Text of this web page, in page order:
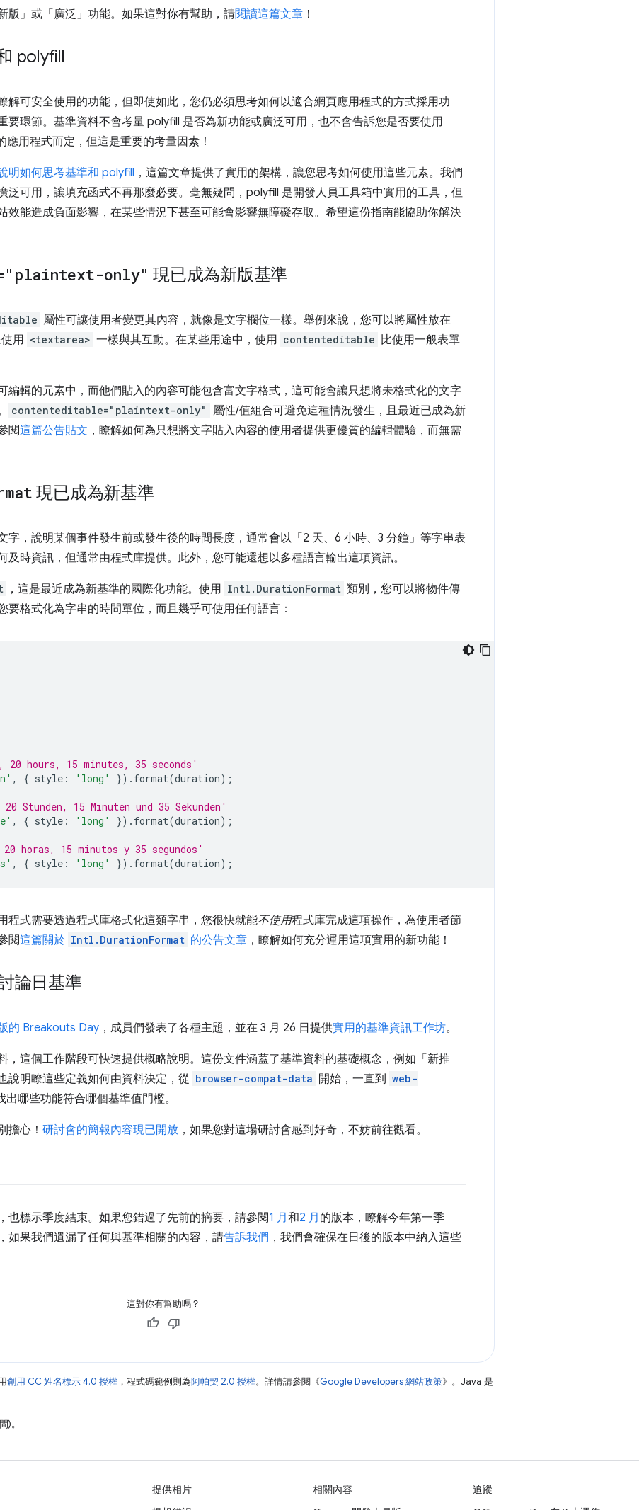
版」或「廣泛」功能。如果這對你有幫助，請閱讀這篇文章 ！
polyfill
解可安全使用的功能，但即使如此，您仍必須思考如何以適合網頁應用程式的方式採用功
要環節。基準資料不會考量 polyfill 是否為新功能或廣泛可用，也不會告訴您是否要使用
用程式而定，但這是重要的考量因素！
明如何思考基準和 polyfill ，這篇文章提供了實用的架構，讓您思考如何使用這些元素。我們
泛可用，讓填充函式不再那麼必要。毫無疑問，polyfill 是開發人員工具箱中實用的工具，但
效能造成負面影響，在某些情況下甚至可能會影響無障礙存取。希望這份指南能協助你解決
only" 現已成為新版基準
屬性可讓使用者變更其內容，就像是文字欄位一樣。舉例來說，您可以將屬性放在
用 <textarea> 一樣與其互動。在某些用途中，使用 contenteditable 比使用一般表單
編輯的元素中，而他們貼入的內容可能包含富文字格式，這可能會讓只想將未格式化的文字
contenteditable="plaintext-only" 屬性/值組合可避免這種情況發生，且最近已成為新
閱這篇公告貼文 ，瞭解如何為只想將文字貼入內容的使用者提供更優質的編輯體驗，而無需
現已成為新基準
字，說明某個事件發生前或發生後的時間長度，通常會以「2 天、6 小時、3 分鐘」等字串表
及時資訊，但通常由程式庫提供。此外，您可能還想以多種語言輸出這項資訊。
，這是最近成為新基準的國際化功能。使用 Intl.DurationFormat 類別，您可以將物件傳
要格式化為字串的時間單位，而且幾乎可使用任何語言：
hours, 15 minutes, 35 seconds'
, { style : 'long' }). format(duration);
Stunden, 15 Minuten und 35 Sekunden'
, { style : 'long' }). format(duration);
horas, 15 minutos y 35 segundos'
, { style : 'long' }). format(duration);
程式需要透過程式庫格式化這類字串，您很快就能不使用程式庫完成這項操作，為使用者節
閱這篇關於 Intl.DurationFormat 的公告文章 ，瞭解如何充分運用這項實用的新功能！
論日基準
的 Breakouts Day ，成員們發表了各種主題，並在 3 月 26 日提供實用的基準資訊工作坊。
，這個工作階段可快速提供概略說明。這份文件涵蓋了基準資料的基礎概念，例如「新推
說明瞭這些定義如何由資料決定，從 browser-compat-data 開始，一直到 web-
出哪些功能符合哪個基準值門檻。
擔心！ 研討會的簡報內容現已開放 ，如果您對這場研討會感到好奇，不妨前往觀看。
也標示季度結束。如果您錯過了先前的摘要，請參閱1 月和2 月 的版本，瞭解今年第一季
如果我們遺漏了任何與基準相關的內容，請告訴我們 ，我們會確保在日後的版本中納入這些
這對你有幫助嗎？
創用 CC 姓名標示 4.0 授權 ，程式碼範例則為阿帕契 2.0 授權。詳情請參閱《Google Developers 網站政策》。Java 是
)。
提供相片
相關內容
追蹤